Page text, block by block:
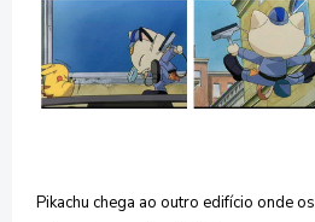
Pikachu chega ao outro edifício onde